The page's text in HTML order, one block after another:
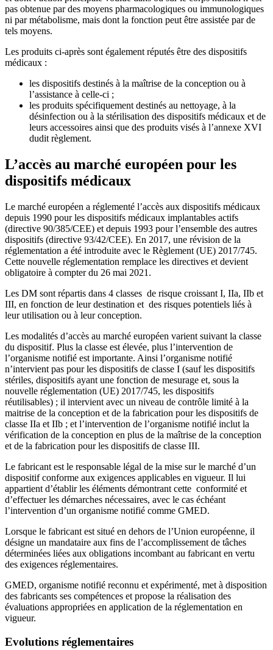
pas obtenue par des moyens pharmacologiques ou immunologiques
ni par métabolisme, mais dont la fonction peut être assistée par de
tels moyens.
Les produits ci-après sont également réputés être des dispositifs
médicaux :
les dispositifs destinés à la maîtrise de la conception ou à
l’assistance à celle-ci ;
les produits spécifiquement destinés au nettoyage, à la
désinfection ou à la stérilisation des dispositifs médicaux et de
leurs accessoires ainsi que des produits visés à l’annexe XVI
dudit règlement.
L’accès au marché européen pour les
dispositifs médicaux
Le marché européen a réglementé l’accès aux dispositifs médicaux
depuis 1990 pour les dispositifs médicaux implantables actifs
(directive 90/385/CEE) et depuis 1993 pour l’ensemble des autres
dispositifs (directive 93/42/CEE). En 2017, une révision de la
réglementation a été introduite avec le Règlement (UE) 2017/745.
Cette nouvelle réglementation remplace les directives et devient
obligatoire à compter du 26 mai 2021.
Les DM sont répartis dans 4 classes de risque croissant I, IIa, IIb et
III, en fonction de leur destination et des risques potentiels liés à
leur utilisation ou à leur conception.
Les modalités d’accès au marché européen varient suivant la classe
du dispositif. Plus la classe est élevée, plus l’intervention de
l’organisme notifié est importante. Ainsi l’organisme notifié
n’intervient pas pour les dispositifs de classe I (sauf les dispositifs
stériles, dispositifs ayant une fonction de mesurage et, sous la
nouvelle réglementation (UE) 2017/745, les dispositifs
réutilisables) ; il intervient avec un niveau de contrôle limité à la
maitrise de la conception et de la fabrication pour les dispositifs de
classe IIa et IIb ; et l’intervention de l’organisme notifié inclut la
vérification de la conception en plus de la maîtrise de la conception
et de la fabrication pour les dispositifs de classe III.
Le fabricant est le responsable légal de la mise sur le marché d’un
dispositif conforme aux exigences applicables en vigueur. Il lui
appartient d’établir les éléments démontrant cette conformité et
d’effectuer les démarches nécessaires, avec le cas échéant
l’intervention d’un organisme notifié comme GMED.
Lorsque le fabricant est situé en dehors de l’Union européenne, il
désigne un mandataire aux fins de l’accomplissement de tâches
déterminées liées aux obligations incombant au fabricant en vertu
des exigences réglementaires.
GMED, organisme notifié reconnu et expérimenté, met à disposition
des fabricants ses compétences et propose la réalisation des
évaluations appropriées en application de la réglementation en
vigueur.
Evolutions réglementaires